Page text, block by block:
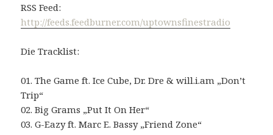
RSS Feed:
http://feeds.feedburner.com/uptownsfinestradio
Die Tracklist:
01. The Game ft. Ice Cube, Dr. Dre & will.i.am „Don’t
Trip“
02. Big Grams „Put It On Her“
03. G-Eazy ft. Marc E. Bassy „Friend Zone“